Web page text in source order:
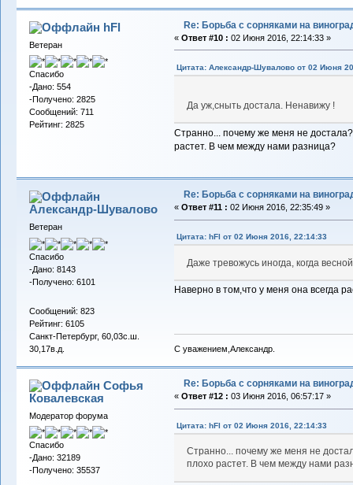
hFl
Ветеран
Спасибо
-Дано: 554
-Получено: 2825
Сообщений: 711
Рейтинг: 2825
Re: Борьба с сорняками на
« Ответ #10 : 02 Июня 2016, 22:14:33 »
Цитата: Александр-Шувалово от 02 Июня
Да уж,сныть достала. Ненавижу !
Странно... почему же меня не
растет. В чем между нами разница?
Александр-Шувалово
Ветеран
Спасибо
-Дано: 8143
-Получено: 6101
Сообщений: 823
Рейтинг: 6105
Санкт-Петербург, 60,03с.ш.
30,17в.д.
Re: Борьба с сорняками на
« Ответ #11 : 02 Июня 2016, 22:35:49 »
Цитата: hFl от 02 Июня 2016, 22:14:33
Даже тревожусь иногда, когда
Наверно в том,что у меня она всегда
С уважением,Александр.
Софья
Ковалевская
Модератор форума
Спасибо
-Дано: 32189
-Получено: 35537
Re: Борьба с сорняками на
« Ответ #12 : 03 Июня 2016, 06:57:17 »
Цитата: hFl от 02 Июня 2016, 22:14:33
Странно... почему же меня не
плохо растет. В чем между нами